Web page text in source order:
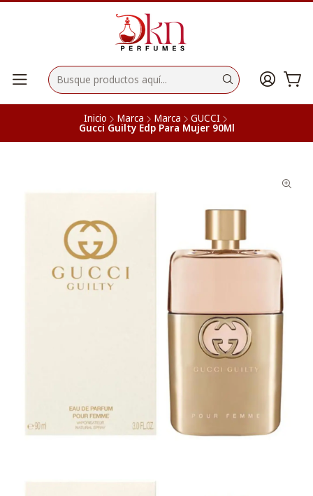
Inicio Marca Marca GUCCI
Gucci Guilty Edp Para Mujer 90Ml